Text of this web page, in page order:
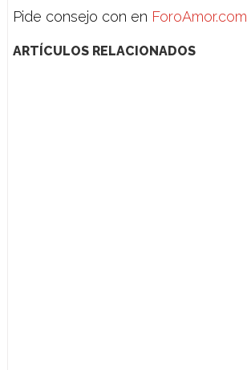
Pide consejo con en ForoAmor.com
ARTÍCULOS RELACIONADOS